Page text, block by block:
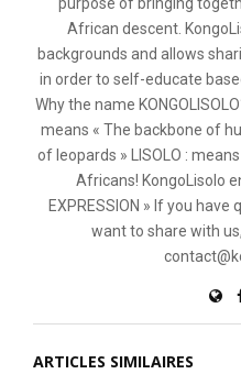
purpose of bringing
African descent.
backgrounds and allows
in order to self-educate
Why the name
means « The backbone of
of leopards » LISOLO :
Africans! KongoLisolo
EXPRESSION » If you
want to share with
ARTICLES SIMILAIRES